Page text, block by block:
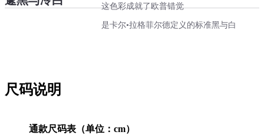
这色彩成就了欧普错觉
是卡尔•拉格菲尔德定义的标准黑与白
尺码说明
通款尺码表（单位：cm）